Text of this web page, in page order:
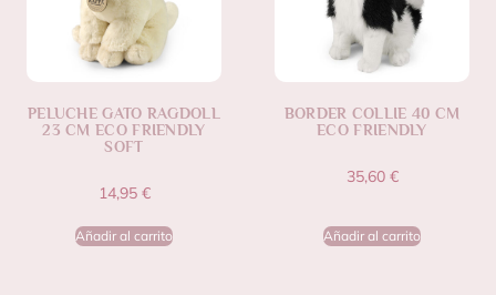
PELUCHE GATO RAGDOLL
23 CM ECO FRIENDLY
SOFT
14,95 €
Añadir al carrito
BORDER COLLIE 40 CM
ECO FRIENDLY
35,60 €
Añadir al carrito